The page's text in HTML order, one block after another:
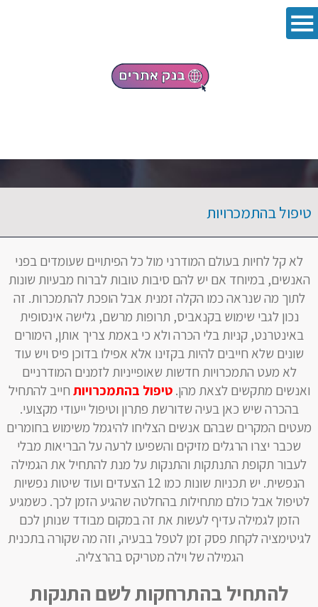
טיפול בהתמכרויות
לא קל לחיות בעולם המודרני מול כל הפיתויים שעומדים בפני
האנשים, במיוחד אם יש להם סיבות טובות לברוח מבעיות שונות
לתוך מה שנראה כמו הקלה זמנית אבל הופכת להתמכרות. זה
נכון לגבי שימוש בקנאביס, תרופות מרשם, גלישה אינסופית
באינטרנט, קניות בלי הכרה ולא כי באמת צריך אותן, הימורים
שונים שלא חייבים להיות בקזינו אלא אפילו בדוכן פיס ויש עוד
לא מעט התמכרויות חדשות שאופייניות לזמנים המודרניים
ואנשים מתקשים לצאת מהן. טיפול בהתמכרויות חייב להתחיל
בהכרה שיש כאן בעיה שדורשת פתרון וטיפול ייעודי מקצועי.
מעטים המקרים שבהם אנשים הצליחו להיגמל משימוש בחומרים
שכבר יצרו הרגלים מזיקים והשפיעו לרעה על הבריאות מבלי
לעבור תקופת התנתקות והתנקות על מנת להתחיל את הגמילה
הנפשית. יש תכניות שונות כמו 12 הצעדים ועוד שיטות נפשיות
לטיפול אבל כולם מתחילות בהחלטה שהגיע הזמן לכך. כשמגיע
הזמן לגמילה עדיף לעשות את זה במקום מבודד שנותן לכם
לגיטימציה לקחת פסק זמן לטפל בבעיה, וזה מה שקורה בתכנית
הגמילה של וילה מטריקס בהרצליה.
להתחיל בהתרחקות לשם התנקות